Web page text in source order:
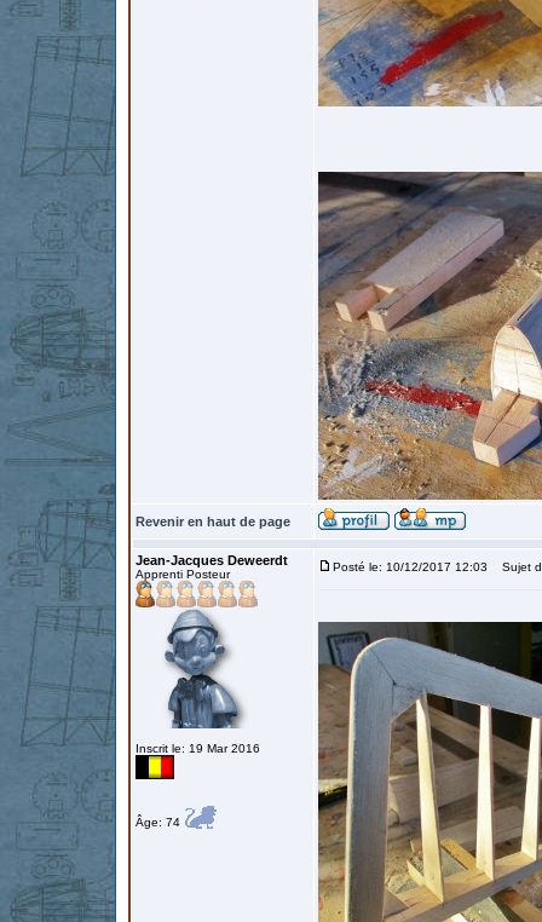
Revenir en haut de page
Jean-Jacques Deweerdt
Apprenti Posteur
Inscrit le: 19 Mar 2016
Âge: 74
Posté le: 10/12/2017 12:03 Sujet